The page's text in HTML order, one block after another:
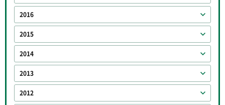
2016
2015
2014
2013
2012